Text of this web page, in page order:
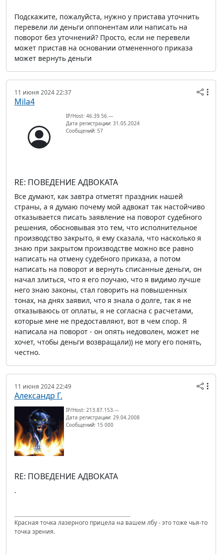
Подскажите, пожалуйста, нужно у пристава уточнить
перевели ли деньги оппонентам или написать на
поворот без уточнений? Просто, если не перевели
может пристав на основании отмененного приказа
может вернуть деньги
11 июня 2024 22:37
Mila4
IP/Host: 46.39.56.---
Дата регистрации: 31.05.2024
Сообщений: 57
RE: ПОВЕДЕНИЕ АДВОКАТА
Все думают, как завтра отметят праздник нашей
страны, а я думаю почему мой адвокат так настойчиво
отказывается писать заявление на поворот судебного
решения, обосновывая это тем, что исполнительное
производство закрыто, я ему сказала, что насколько я
знаю при закрытом производстве можно все равно
написать на отмену судебного приказа, а потом
написать на поворот и вернуть списанные деньги, он
начал злиться, что я его поучаю, что я видимо лучше
него знаю законы, стал говорить на повышенных
тонах, на днях заявил, что я знала о долге, так я не
отказываюсь от оплаты, я не согласна с расчетами,
которые мне не предоставляют, вот в чем спор. Я
написала на поворот - он опять недоволен, может не
хочет, чтобы деньги возвращали)) не могу его понять,
честно.
11 июня 2024 22:49
Александр Г.
IP/Host: 213.87.153.---
Дата регистрации: 29.04.2008
Сообщений: 15 000
RE: ПОВЕДЕНИЕ АДВОКАТА
.
Красная точка лазерного прицела на вашем лбу - это тоже чья-то
точка зрения.